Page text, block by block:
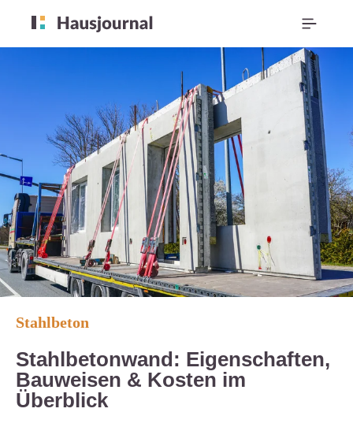
Stahlbeton
Stahlbetonwand: Eigenschaften,
Bauweisen & Kosten im
Überblick